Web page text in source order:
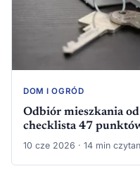
DOM I OGRÓD
Odbiór mieszkania
checklista 47
10 cze 2026 · 14 min